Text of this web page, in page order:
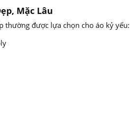
Mặc Lâu
thường được lựa chọn cho áo kỷ yếu: